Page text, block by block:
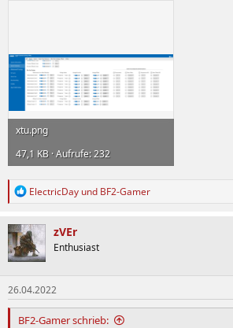
xtu.png
47,1 KB · Aufrufe: 232
R
k
t
i
o
n
e
n
:
ElectricDay und BF2-Gamer
zVEr
Enthusiast
26.04.2022
BF2-Gamer schrieb: